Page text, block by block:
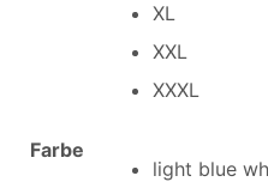
XL
XXL
XXXL
Farbe
light blue